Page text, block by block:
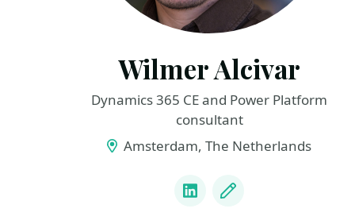
Wilmer Alcivar
Dynamics 365 CE and Power Platform
consultant
Amsterdam, The Netherlands
LinkedIn
Blog